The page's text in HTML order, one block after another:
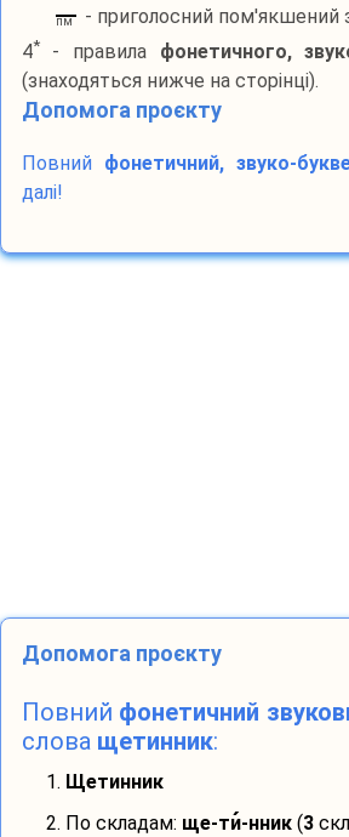
пм
- приголосний пом'якшений
4*- правила фонетичного,
(знаходяться нижче на сторінці).
Допомога проєкту
Повний фонетичний, звуко-
далі!
Допомога проєкту
Повний фонетичний
слова щетинник:
1. Щетинник
2. По складам: ще-ти-нник(3